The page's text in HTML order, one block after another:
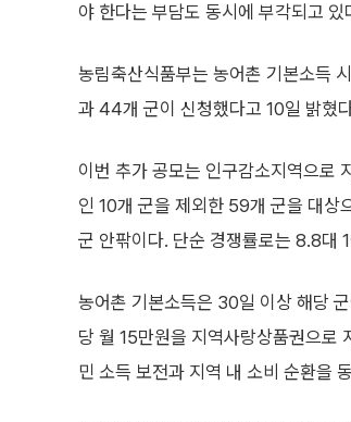
야 한다는 부담도 동시에 부각되고 있
농림축산식품부는 농어촌 기본소득
과 44개 군이 신청했다고 10일 밝혔
이번 추가 공모는 인구감소지역으로
인 10개 군을 제외한 59개 군을 대상
군 안팎이다. 단순 경쟁률로는 8.8대
농어촌 기본소득은 30일 이상 해당
당 월 15만원을 지역사랑상품권으로
민 소득 보전과 지역 내 소비 순환을